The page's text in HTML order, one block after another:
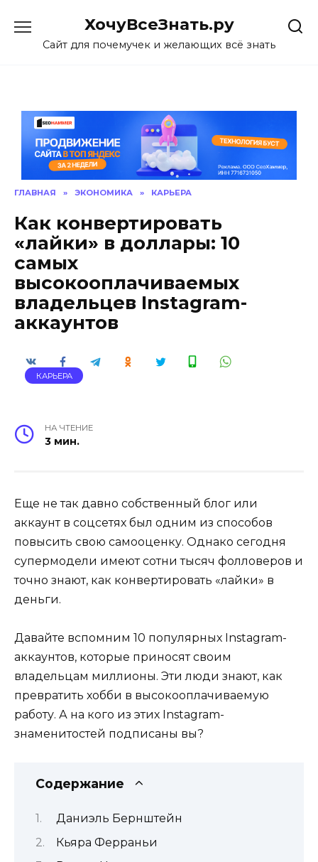
content
ХочуВсеЗнать.ру
Сайт для почемучек и желающих всё знать
ГЛАВНАЯ » ЭКОНОМИКА » КАРЬЕРА
Как конвертировать
«лайки» в доллары: 10
самых
высокооплачиваемых
владельцев Instagram-
аккаунтов
КАРЬЕРА
НА ЧТЕНИЕ
3 мин.
Еще не так давно собственный блог или
аккаунт в соцсетях был одним из способов
повысить свою самооценку. Однако сегодня
супермодели имеют сотни тысяч фолловеров и
точно знают, как конвертировать «лайки» в
деньги.
Давайте вспомним 10 популярных Instagram-
аккаунтов, которые приносят своим
владельцам миллионы. Эти люди знают, как
превратить хобби в высокооплачиваемую
работу. А на кого из этих Instagram-
знаменитостей подписаны вы?
Содержание
Даниэль Бернштейн
Кьяра Ферраньи